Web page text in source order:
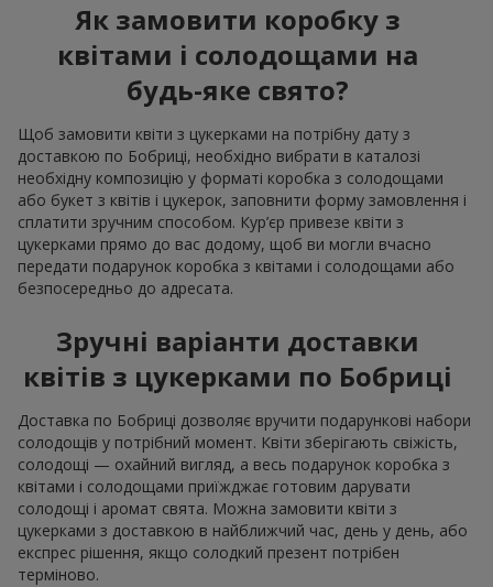
Як замовити коробку з
квітами і солодощами на
будь-яке свято?
Щоб замовити квіти з цукерками на потрібну дату з
доставкою по Бобриці, необхідно вибрати в каталозі
необхідну композицію у форматі коробка з солодощами
або букет з квітів і цукерок, заповнити форму замовлення і
сплатити зручним способом. Кур’єр привезе квіти з
цукерками прямо до вас додому, щоб ви могли вчасно
передати подарунок коробка з квітами і солодощами або
безпосередньо до адресата.
Зручні варіанти доставки
квітів з цукерками по Бобриці
Доставка по Бобриці дозволяє вручити подарункові набори
солодощів у потрібний момент. Квіти зберігають свіжість,
солодощі — охайний вигляд, а весь подарунок коробка з
квітами і солодощами приїжджає готовим дарувати
солодощі і аромат свята. Можна замовити квіти з
цукерками з доставкою в найближчий час, день у день, або
експрес рішення, якщо солодкий презент потрібен
терміново.